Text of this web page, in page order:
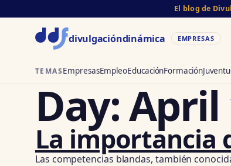
El blog de
divulgacióndinámica EMPRESAS
TEMASEmpresasEmpleoEducaciónFormación
Day:April
La importancia
Las competencias blandas, también